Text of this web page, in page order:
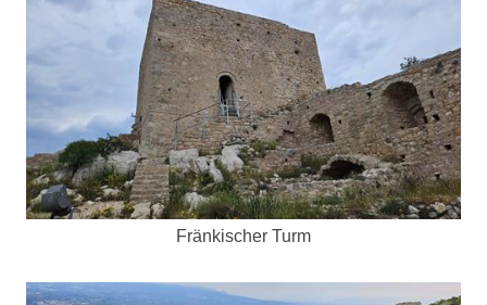
Fränkischer Turm